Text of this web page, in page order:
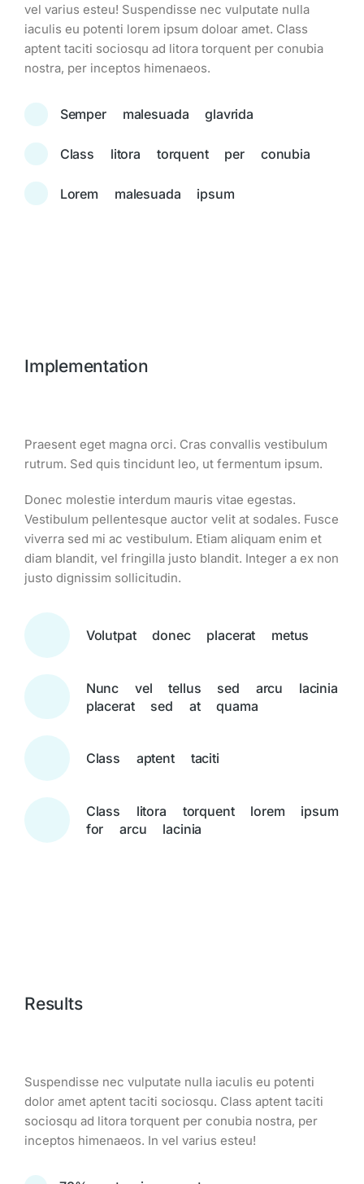
vel varius esteu! Suspendisse nec vulputate nulla
iaculis eu potenti lorem ipsum doloar amet. Class
aptent taciti sociosqu ad litora torquent per conubia
nostra, per inceptos himenaeos.
Semper malesuada glavrida
Class litora torquent per conubia
Lorem malesuada ipsum
Implementation
Praesent eget magna orci. Cras convallis vestibulum
rutrum. Sed quis tincidunt leo, ut fermentum ipsum.
Donec molestie interdum mauris vitae egestas.
Vestibulum pellentesque auctor velit at sodales. Fusce
viverra sed mi ac vestibulum. Etiam aliquam enim et
diam blandit, vel fringilla justo blandit. Integer a ex non
justo dignissim sollicitudin.
Volutpat donec placerat metus
Nunc vel tellus sed arcu lacinia
placerat sed at quama
Class aptent taciti
Class litora torquent lorem ipsum
for arcu lacinia
Results
Suspendisse nec vulputate nulla iaculis eu potenti
dolor amet aptent taciti sociosqu. Class aptent taciti
sociosqu ad litora torquent per conubia nostra, per
inceptos himenaeos. In vel varius esteu!